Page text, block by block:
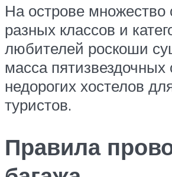
На острове множество
разных классов и
любителей роскоши
масса пятизвездочных
недорогих хостелов
туристов.
Правила